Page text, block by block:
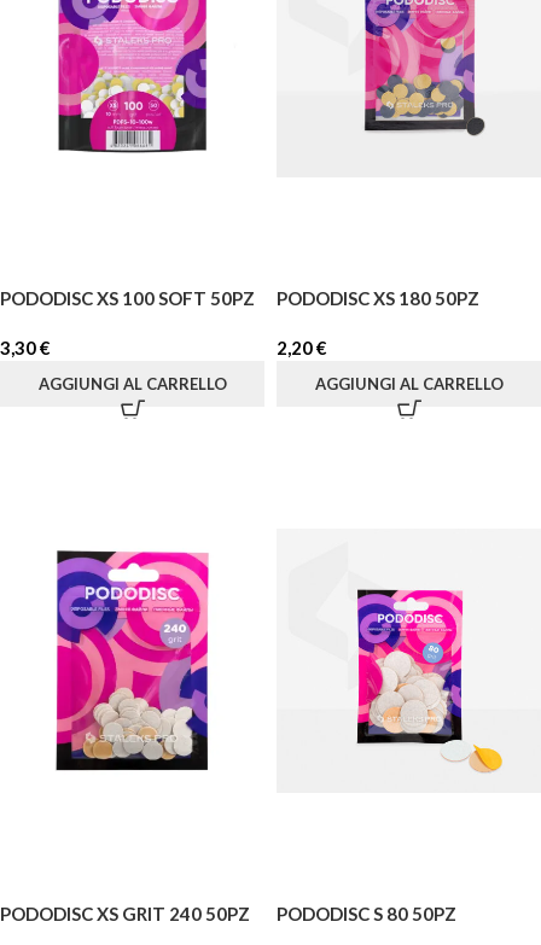
PODODISC XS 100 SOFT 50PZ
3,30€
AGGIUNGI AL CARRELLO
PODODISC XS 180 50PZ
2,20€
AGGIUNGI AL CARRELLO
PODODISC XS GRIT 240 50PZ PODODISC S 80 50PZ